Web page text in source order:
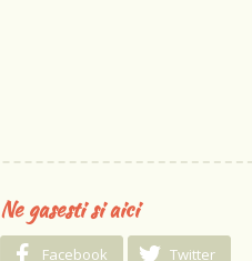
Ne gasesti si aici
Facebook Twitter